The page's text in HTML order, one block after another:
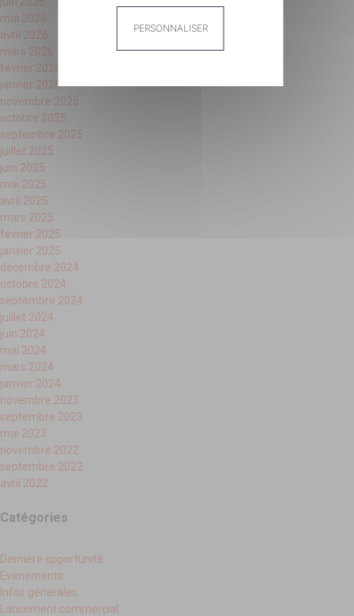
PERSONNALISER
mai 2026
avril 2026
mars 2026
février 2026
janvier 2026
novembre 2025
octobre 2025
septembre 2025
juillet 2025
juin 2025
mai 2025
avril 2025
mars 2025
février 2025
janvier 2025
décembre 2024
octobre 2024
septembre 2024
juillet 2024
juin 2024
mai 2024
mars 2024
janvier 2024
novembre 2023
septembre 2023
mai 2023
novembre 2022
septembre 2022
avril 2022
Catégories
Dernière opportunité
Evènements
Infos générales
Lancement commercial